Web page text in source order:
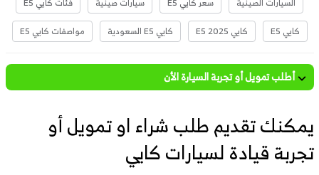
كايي E5
كايي E5 2025 كايي E5 السعودية مواصفات كايي E5
أطلب تمويل أو تجربة السيارة الأن
يمكنك تقديم طلب شراء او تمويل أو
تجربة قيادة لسيارات كايي